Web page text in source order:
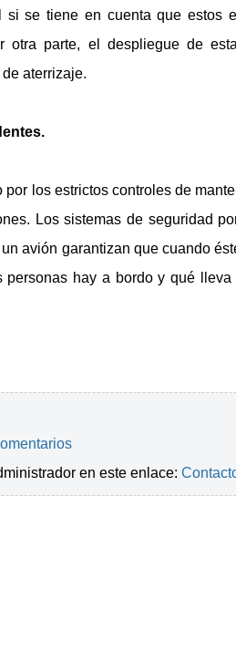
si se tiene en cuenta que estos
otra parte, el despliegue de
aterrizaje.
los estrictos controles de
Los sistemas de seguridad
avión garantizan que cuando
hay a bordo y qué
en este enlace: